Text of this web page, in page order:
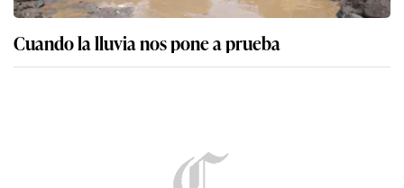
Cuando la lluvia nos pone a prueba